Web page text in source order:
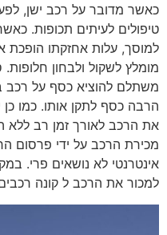
כאשר מדובר על רכב ישן,
טיפולים לעיתים תכופות.
למוסך, עלות אחזקתו הופכת
מומלץ לשקול ולבחון
משתלם להוציא כסף על רכב
הרבה כסף לתקן אותו. כמו
את הרכב לאורך זמן רב
מכירת הרכב על ידי פרסום
אינטרנטי לא נושאים פרי.
למכור את הרכב ל קונה רכבים